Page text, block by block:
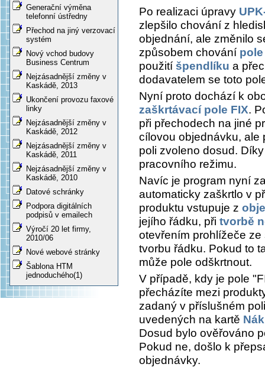
Generační výměna
telefonní ústředny
Přechod na jiný verzovací
systém
Nový vchod budovy
Business Centrum
Nejzásadnější změny v
Kaskádě, 2013
Ukončení provozu faxové
linky
Nejzásadnější změny v
Kaskádě, 2012
Nejzásadnější změny v
Kaskádě, 2011
Nejzásadnější změny v
Kaskádě, 2010
Datové schránky
Podpora digitálních
podpisů v emailech
Výročí 20 let firmy,
2010/06
Nové webové stránky
Šablona HTM
jednoduchého(1)
Po realizaci úpravy
zlepšilo chování z
objednání, ale změnilo
způsobem chování
použití špendlíku a
dodavatelem se toto
Nyní proto dochází k
zaškrtávací pole FIX.
při přechodech na jiné
cílovou objednávku, ale
poli zvoleno dosud.
pracovního režimu.
Navíc je program nyní
automaticky zaškrtlo v
produktu vstupuje z
jejího řádku, při tvorbě
otevřením prohlížeče
tvorbu řádku. Pokud to
může pole odškrtnout.
V případě, kdy je pole
přecházíte mezi
zadaný v příslušném
uvedených na kartě
Dosud bylo ověřováno
Pokud ne, došlo k
objednávky.